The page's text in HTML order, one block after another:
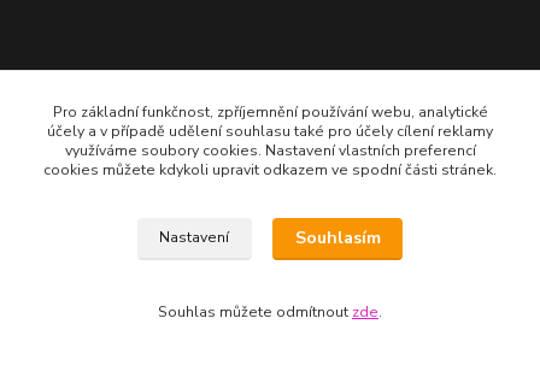
Kontakt
dumzdravi@email.cz
Pro základní funkčnost, zpříjemnění používání webu, analytické
účely a v případě udělení souhlasu také pro účely cílení reklamy
využíváme soubory cookies. Nastavení vlastních preferencí
cookies můžete kdykoli upravit odkazem ve spodní části stránek.
Nastavení Souhlasím
Souhlas můžete odmítnout zde.